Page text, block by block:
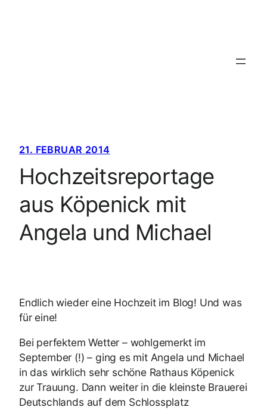
21. FEBRUAR 2014
Hochzeitsreportage
aus Köpenick mit
Angela und Michael
Endlich wieder eine Hochzeit im Blog! Und was
für eine!
Bei perfektem Wetter – wohlgemerkt im
September (!) – ging es mit Angela und Michael
in das wirklich sehr schöne Rathaus Köpenick
zur Trauung. Dann weiter in die kleinste Brauerei
Deutschlands auf dem Schlossplatz